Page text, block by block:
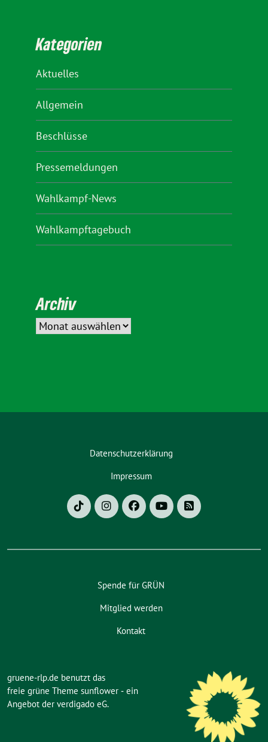
Kategorien
Aktuelles
Allgemein
Beschlüsse
Pressemeldungen
Wahlkampf-News
Wahlkampftagebuch
Archiv
Datenschutzerklärung
Impressum
Spende für GRÜN
Mitglied werden
Kontakt
gruene-rlp.de benutzt das
freie grüne Theme sunflower ‐ ein
Angebot der verdigado eG.